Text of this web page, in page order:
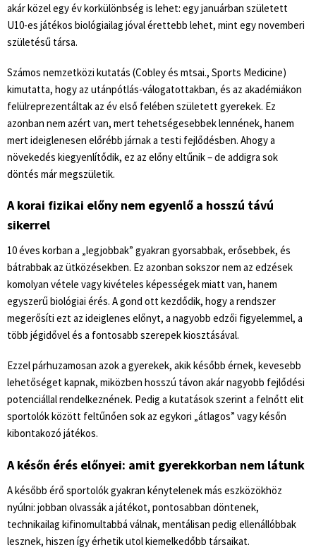
akár közel egy év korkülönbség is lehet: egy januárban született
U10-es játékos biológiailag jóval érettebb lehet, mint egy novemberi
születésű társa.
Számos nemzetközi kutatás (Cobley és mtsai., Sports Medicine)
kimutatta, hogy az utánpótlás-válogatottakban, és az akadémiákon
felülreprezentáltak az év első felében született gyerekek. Ez
azonban nem azért van, mert tehetségesebbek lennének, hanem
mert ideiglenesen előrébb járnak a testi fejlődésben. Ahogy a
növekedés kiegyenlítődik, ez az előny eltűnik – de addigra sok
döntés már megszületik.
A korai fizikai előny nem egyenlő a hosszú távú
sikerrel
10 éves korban a „legjobbak” gyakran gyorsabbak, erősebbek, és
bátrabbak az ütközésekben. Ez azonban sokszor nem az edzések
komolyan vétele vagy kivételes képességek miatt van, hanem
egyszerű biológiai érés. A gond ott kezdődik, hogy a rendszer
megerősíti ezt az ideiglenes előnyt, a nagyobb edzői figyelemmel, a
több jégidővel és a fontosabb szerepek kiosztásával.
Ezzel párhuzamosan azok a gyerekek, akik később érnek, kevesebb
lehetőséget kapnak, miközben hosszú távon akár nagyobb fejlődési
potenciállal rendelkeznének. Pedig a kutatások szerint a felnőtt elit
sportolók között feltűnően sok az egykori „átlagos” vagy későn
kibontakozó játékos.
A későn érés előnyei: amit gyerekkorban nem látunk
A később érő sportolók gyakran kénytelenek más eszközökhöz
nyúlni: jobban olvassák a játékot, pontosabban döntenek,
technikailag kifinomultabbá válnak, mentálisan pedig ellenállóbbak
lesznek, hiszen így érhetik utol kiemelkedőbb társaikat.